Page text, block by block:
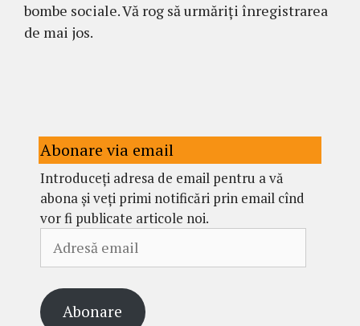
bombe sociale. Vă rog să urmăriți înregistrarea
de mai jos.
Abonare via email
Introduceți adresa de email pentru a vă
abona și veți primi notificări prin email cînd
vor fi publicate articole noi.
email
Abonare